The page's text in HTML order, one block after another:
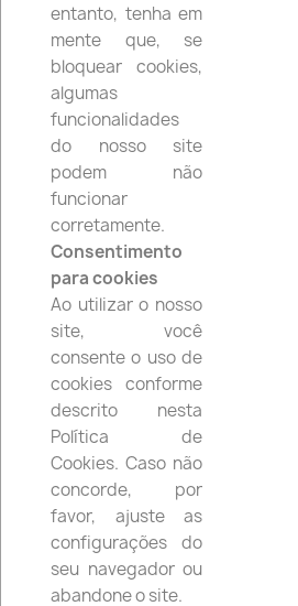
Mostrando 1-4 de um total de 4
FacebookInstagram
PRODUTOS
A NOSSA EMPRESA
A SUA CONTA
INFORMAÇÃO DA LOJA
© 2026 - Software de comércio
entanto, tenha em
mente que, se
bloquear cookies,
algumas
funcionalidades
do nosso site
podem não
funcionar
corretamente.
Consentimento
para cookies
Ao utilizar o nosso
site, você
consente o uso de
cookies conforme
descrito nesta
Política de
Cookies. Caso não
concorde, por
favor, ajuste as
configurações do
seu navegador ou
abandone o site.